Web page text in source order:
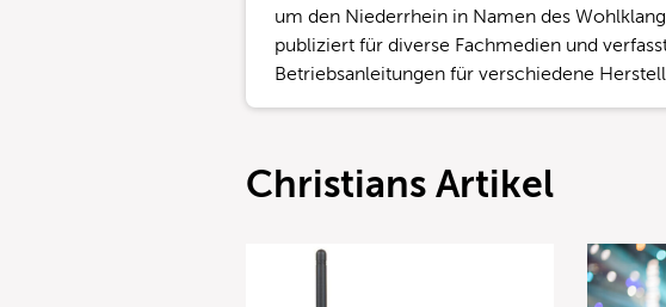
um den Niederrhein in Namen des
publiziert für diverse Fachmedien und
Betriebsanleitungen für verschiedene
Christians Artikel